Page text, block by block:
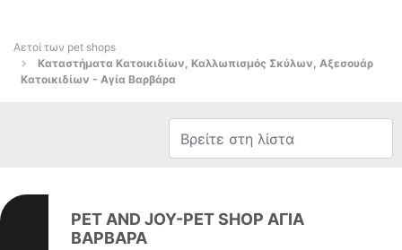
Αετοί των pet shops
Καταστήματα Κατοικιδίων, Καλλωπισμός Σκύλων, Αξεσουάρ
Κατοικιδίων - Αγία Βαρβάρα
PET AND JOY-PET SHOP ΑΓΙΑ
ΒΑΡΒΑΡΑ